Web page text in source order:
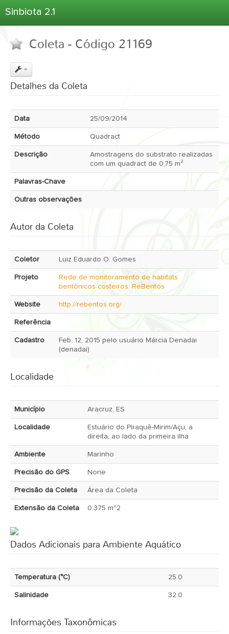
Sinbiota 2.1
Informações Ambientais
Coletas
Atlas 2.1
Estatísticas
Login
Coleta - Código 21169
Detalhes da Coleta
Data 25/09/2014
Método Quadract
Descrição
Amostragens do substrato realizadas
com um quadract de 0,75 m²
Palavras-Chave
Outras observações
Autor da Coleta
Coletor Luiz Eduardo O. Gomes
Projeto
Rede de monitoramento de habitats
bentônicos costeiros: ReBentos
Website http://rebentos.org/
Referência
Cadastro
Feb. 12, 2015 pelo usuário Márcia Denadai
(denadai)
Localidade
Município Aracruz, ES
Localidade
Estuário do Piraquê-Mirim/Açu, a
direita, ao lado da primeira ilha
Ambiente Marinho
Precisão do GPS None
Precisão da Coleta Área da Coleta
Extensão da Coleta 0.375 m^2
Dados Adicionais para Ambiente Aquático
Temperatura (°C) 25.0
Salinidade 32.0
Informações Taxonômicas